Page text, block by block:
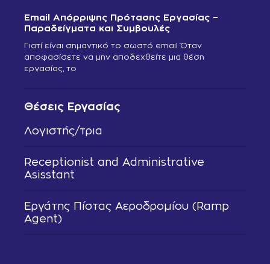
Θέσεις Εργασίας
Λογιστής/τρια
Receptionist and Administrative
Asisstant
Εργάτης Πίστας Αεροδρομίου (Ramp
Agent)
Email Απόρριψης Πρότασης Εργασίας –
Παραδείγματα και Συμβουλές
Γιατί είναι σημαντικό το σωστό email Όταν
αποφασίσετε να μην αποδεχθείτε μια θέση
εργασίας, το